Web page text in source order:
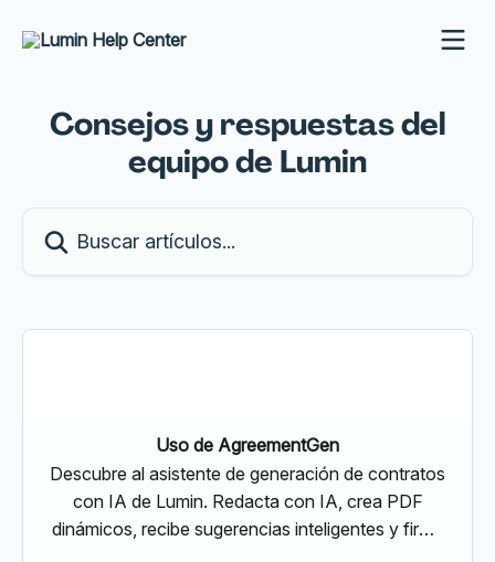
Consejos y respuestas del
equipo de Lumin
Uso de AgreementGen
Descubre al asistente de generación de contratos
con IA de Lumin. Redacta con IA, crea PDF
dinámicos, recibe sugerencias inteligentes y firma